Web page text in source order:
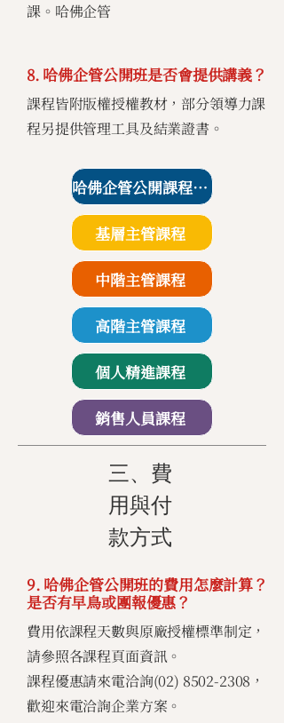
課。哈佛企管
8. 哈佛企管公開班是否會提供講義？
課程皆附版權授權教材，部分領導力課
程另提供管理工具及結業證書。
哈佛企管公開課程課表
基層主管課程
中階主管課程
高階主管課程
個人精進課程
銷售人員課程
三、費
用與付
款方式
9. 哈佛企管公開班的費用怎麼計算？
是否有早鳥或團報優惠？
費用依課程天數與原廠授權標準制定，
請參照各課程頁面資訊。
課程優惠請來電洽詢(02) 8502-2308 ，
歡迎來電洽詢企業方案。